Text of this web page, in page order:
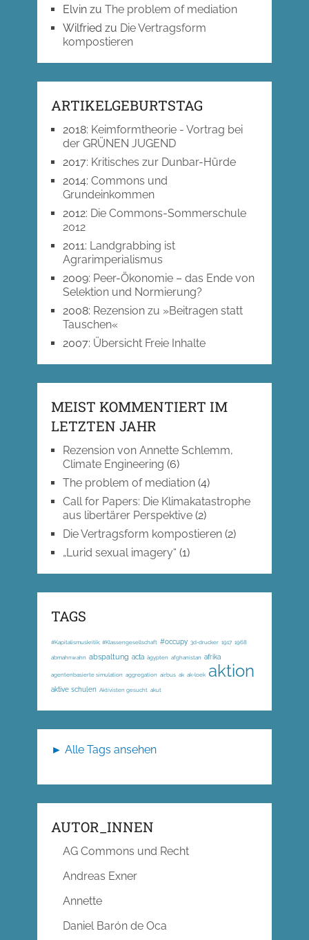
Elvinzu The problem of mediation
Wilfried zu Die Vertragsform
kompostieren
ARTIKELGEBURTSTAG
2018: Keimformtheorie - Vortrag bei
der GRÜNEN JUGEND
2017: Kritisches zur Dunbar-Hürde
2014: Commons und
Grundeinkommen
2012: Die Commons-Sommerschule
2012
2011: Landgrabbing ist
Agrarimperialismus
2009: Peer-Ökonomie – das Ende von
Selektion und Normierung?
2008: Rezension zu »Beitragen statt
Tauschen«
2007: Übersicht Freie Inhalte
MEIST KOMMENTIERT IM
LETZTEN JAHR
Rezension von Annette Schlemm,
Climate Engineering (6)
The problem of mediation(4)
Call for Papers: Die Klimakatastrophe
aus libertärer Perspektive(2)
Die Vertragsform kompostieren(2)
„Lurid sexual imagery“ (1)
TAGS
#Kapitalismuskritik; #Klassengesellschaft #occupy 3d-drucker 1917 1968
abmahnwahn abspaltung acta ägypten afghanistan afrika
agentenbasierte simulation aggregation airbus ak ak-loek aktion
aktive schulen Aktivisten gesucht akut
► Alle Tags ansehen
AUTOR_INNEN
AG Commons und Recht
Andreas Exner
Annette
Daniel Barón de Oca